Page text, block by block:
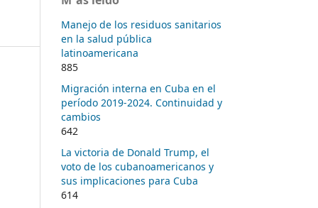
Manejo de los residuos sanitarios
en la salud pública
latinoamericana
885
Migración interna en Cuba en el
período 2019-2024. Continuidad y
cambios
642
La victoria de Donald Trump, el
voto de los cubanoamericanos y
sus implicaciones para Cuba
614